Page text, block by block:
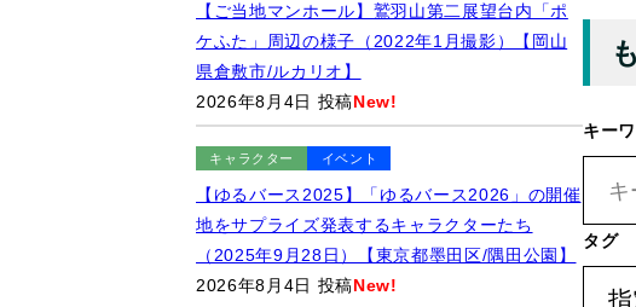
キー
タグ
【ご当地マンホール】鷲羽山第二展望台内「ポ
ケふた」周辺の様子（2022年1月撮影）【岡山
県倉敷市/ルカリオ】
2026年8月4日 投稿New!
キャラクター イベント
【ゆるバース2025】「ゆるバース2026」の開催
地をサプライズ発表するキャラクターたち
（2025年9月28日）【東京都墨田区/隅田公園】
2026年8月4日 投稿New!